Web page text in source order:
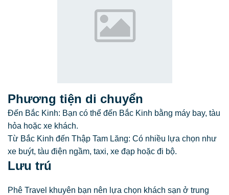
Phương tiện di chuyển
Đến Bắc Kinh: Bạn có thể đến Bắc Kinh bằng máy bay, tàu
hỏa hoặc xe khách.
Từ Bắc Kinh đến Thập Tam Lăng: Có nhiều lựa chọn như
xe buýt, tàu điện ngầm, taxi, xe đạp hoặc đi bộ.
Lưu trú
Phê Travel khuyên bạn nên lựa chọn khách sạn ở trung